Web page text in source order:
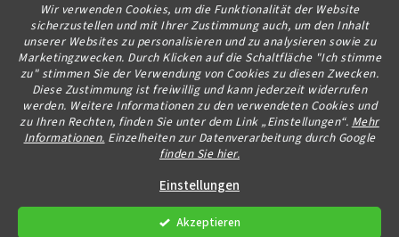
Wir verwenden Cookies, um die Funktionalität der Website
sicherzustellen und mit Ihrer Zustimmung auch, um den Inhalt
unserer Websites zu personalisieren und zu analysieren sowie zu
Marketingzwecken. Durch Klicken auf die Schaltfläche "Ich stimme
zu" stimmen Sie der Verwendung von Cookies zu diesen Zwecken.
Diese Zustimmung ist freiwillig und kann jederzeit widerrufen
werden. Weitere Informationen zu den verwendeten Cookies und
zu Ihren Rechten, finden Sie unter dem Link „Einstellungen“. Mehr
Informationen. Einzelheiten zur Datenverarbeitung durch Google
finden Sie hier.
Einstellungen
Akzeptieren
Kontakt
info@diagstore.at
Erstellt von Shoptet